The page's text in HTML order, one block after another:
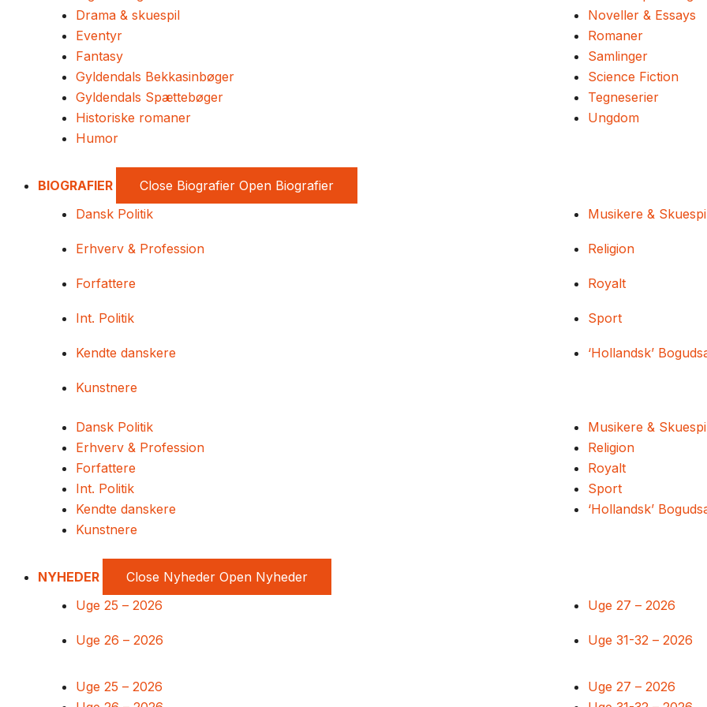
Drama & skuespil
Eventyr
Fantasy
Gyldendals Bekkasinbøger
Gyldendals Spættebøger
Historiske romaner
Humor
Noveller & Essays
Romaner
Samlinger
Science Fiction
Tegneserier
Ungdom
BIOGRAFIER Close Biografier Open Biografier
Dansk Politik
Erhverv & Profession
Forfattere
Int. Politik
Kendte danskere
Kunstnere
Musikere &
Religion
Royalt
Sport
‘Hollandsk’
Dansk Politik
Erhverv & Profession
Forfattere
Int. Politik
Kendte danskere
Kunstnere
Musikere &
Religion
Royalt
Sport
‘Hollandsk’
NYHEDER Close Nyheder Open Nyheder
Uge 25 – 2026
Uge 26 – 2026
Uge 27 – 2026
Uge 31-32 – 2026
Uge 25 – 2026
Uge 27 – 2026